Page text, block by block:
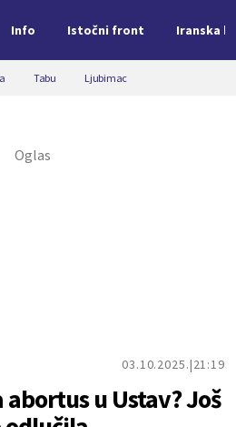
Info Istočni front Iranska
Tabu Ljubimac
03.10.2025. 21:19
u Ustav? Još